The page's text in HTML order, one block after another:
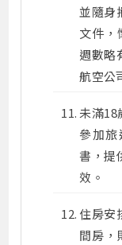
並隨身
文件，
週數略
航空公
未滿18
參加旅
書，提
效。
住房安
間房，